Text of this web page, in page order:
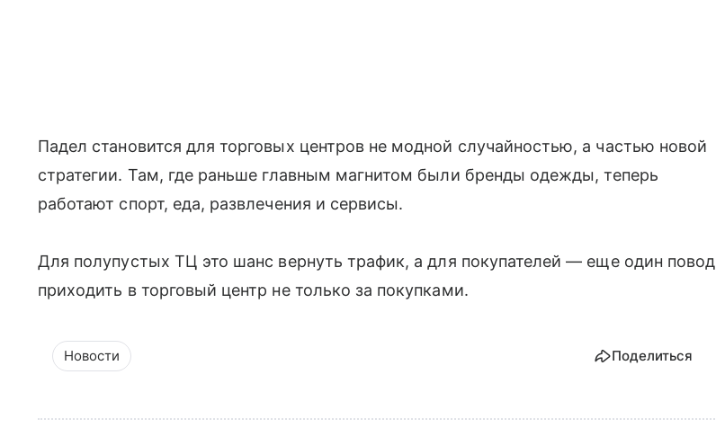
Падел становится для торговых центров не модной случайностью, а частью новой
стратегии. Там, где раньше главным магнитом были бренды одежды, теперь
работают спорт, еда, развлечения и сервисы.
Для полупустых ТЦ это шанс вернуть трафик, а для покупателей — еще один повод
приходить в торговый центр не только за покупками.
Новости Поделиться